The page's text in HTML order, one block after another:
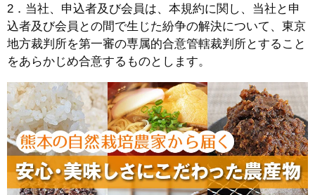
2．当社、申込者及び会員は、本規約に関し、当社と申
込者及び会員との間で生じた紛争の解決について、東京
地方裁判所を第一審の専属的合意管轄裁判所とすること
をあらかじめ合意するものとします。